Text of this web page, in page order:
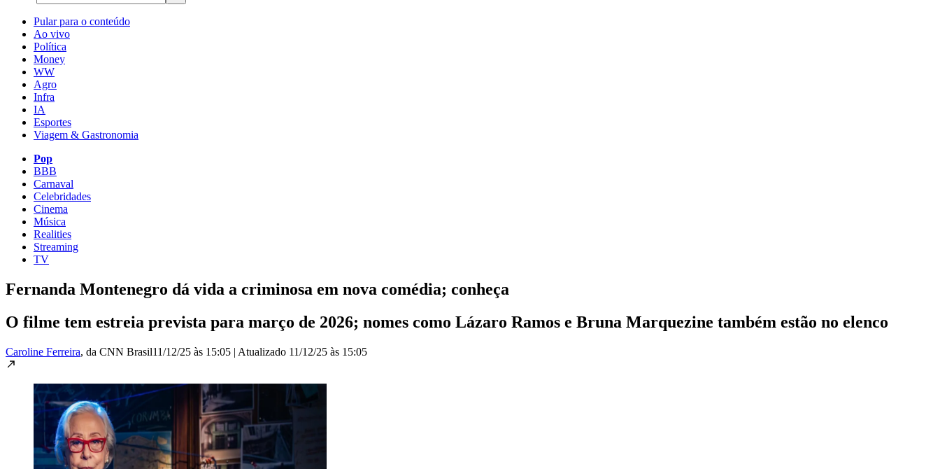
Pular para o conteúdo
Ao vivo
Política
Money
WW
Agro
Infra
IA
Esportes
Viagem & Gastronomia
Pop
BBB
Carnaval
Celebridades
Cinema
Música
Realities
Streaming
TV
Fernanda Montenegro dá vida a criminosa em nova comédia; conheça
O filme tem estreia prevista para março de 2026; nomes como Lázaro Ramos e Bruna Marquezine também estão no elenco
Caroline Ferreira, da CNN Brasil11/12/25 às 15:05 | Atualizado 11/12/25 às 15:05